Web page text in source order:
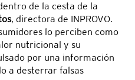
de la cesta de la
, directora de INPROVO.
lo perciben como
nutricional y su
por una información
a desterrar falsas